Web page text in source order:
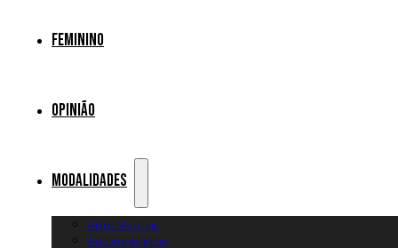
Feminino
Opinião
Modalidades
Artes Marciais
Automobilismo